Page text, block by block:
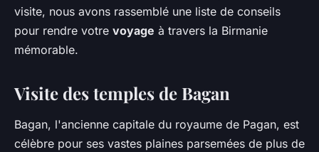
visite, nous avons rassemblé une liste de conseils
pour rendre votre voyage à travers la Birmanie
mémorable.
Visite des temples de Bagan
Bagan, l'ancienne capitale du royaume de Pagan, est
célèbre pour ses vastes plaines parsemées de plus de